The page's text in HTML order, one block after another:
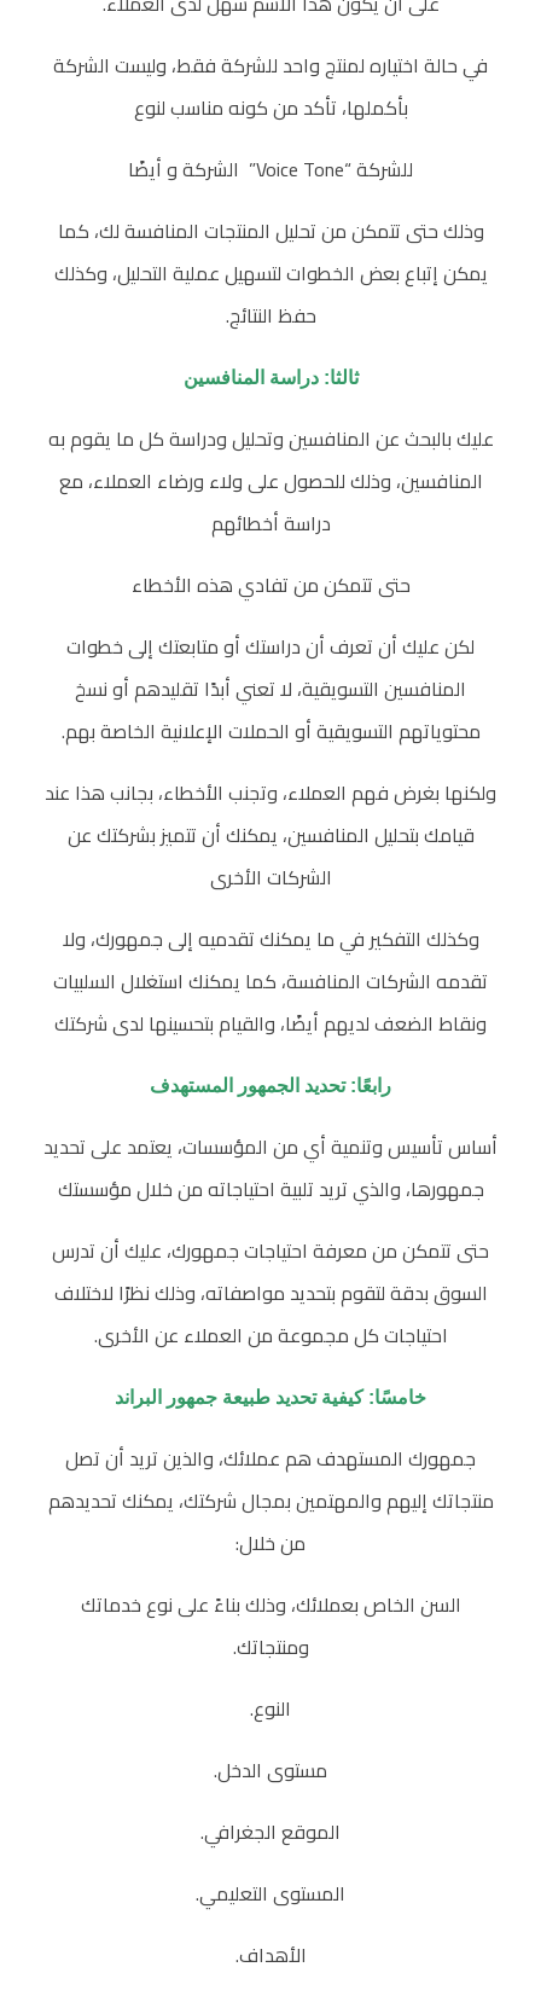
في حالة اختياره لمنتج واحد للشركة فقط، وليست الشركة
بأكملها، تأكد من كونه مناسب لنوع
للشركة “Voice Tone” الشركة و أيضًا
وذلك حتى تتمكن من تحليل المنتجات المنافسة لك، كما
يمكن إتباع بعض الخطوات لتسهيل عملية التحليل، وكذلك
حفظ النتائج.
ثالثا: دراسة المنافسين
عليك بالبحث عن المنافسين وتحليل ودراسة كل ما يقوم به
المنافسين، وذلك للحصول على ولاء ورضاء العملاء، مع
دراسة أخطائهم
حتى تتمكن من تفادي هذه الأخطاء
لكن عليك أن تعرف أن دراستك أو متابعتك إلى خطوات
المنافسين التسويقية، لا تعني أبدًا تقليدهم أو نسخ
محتوياتهم التسويقية أو الحملات الإعلانية الخاصة بهم.
ولكنها بغرض فهم العملاء، وتجنب الأخطاء، بجانب هذا عند
قيامك بتحليل المنافسين، يمكنك أن تتميز بشركتك عن
الشركات الأخرى
وكذلك التفكير في ما يمكنك تقدميه إلى جمهورك، ولا
تقدمه الشركات المنافسة، كما يمكنك استغلال السلبيات
ونقاط الضعف لديهم أيضًا، والقيام بتحسينها لدى شركتك
رابعًا: تحديد الجمهور المستهدف
أساس تأسيس وتنمية أي من المؤسسات، يعتمد على تحديد
جمهورها، والذي تريد تلبية احتياجاته من خلال مؤسستك
حتى تتمكن من معرفة احتياجات جمهورك، عليك أن تدرس
السوق بدقة لتقوم بتحديد مواصفاته، وذلك نظرًا لاختلاف
احتياجات كل مجموعة من العملاء عن الأخرى.
خامسًا: كيفية تحديد طبيعة جمهور البراند
جمهورك المستهدف هم عملائك، والذين تريد أن تصل
منتجاتك إليهم والمهتمين بمجال شركتك، يمكنك تحديدهم
من خلال:
السن الخاص بعملائك، وذلك بناءً على نوع خدماتك
ومنتجاتك.
النوع.
مستوى الدخل.
الموقع الجغرافي.
المستوى التعليمي.
الأهداف.